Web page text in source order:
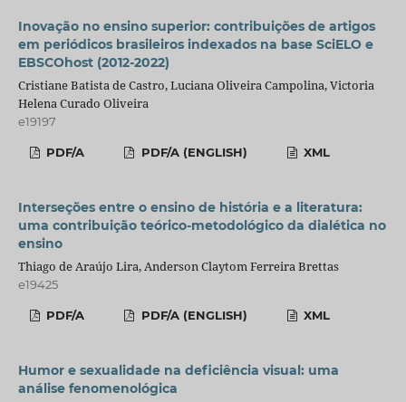
Inovação no ensino superior: contribuições de artigos
em periódicos brasileiros indexados na base SciELO e
EBSCOhost (2012-2022)
Cristiane Batista de Castro, Luciana Oliveira Campolina, Victoria
Helena Curado Oliveira
e19197
PDF/A PDF/A (ENGLISH) XML
Interseções entre o ensino de história e a literatura:
uma contribuição teórico-metodológico da dialética no
ensino
Thiago de Araújo Lira, Anderson Claytom Ferreira Brettas
e19425
PDF/A PDF/A (ENGLISH) XML
Humor e sexualidade na deficiência visual: uma
análise fenomenológica